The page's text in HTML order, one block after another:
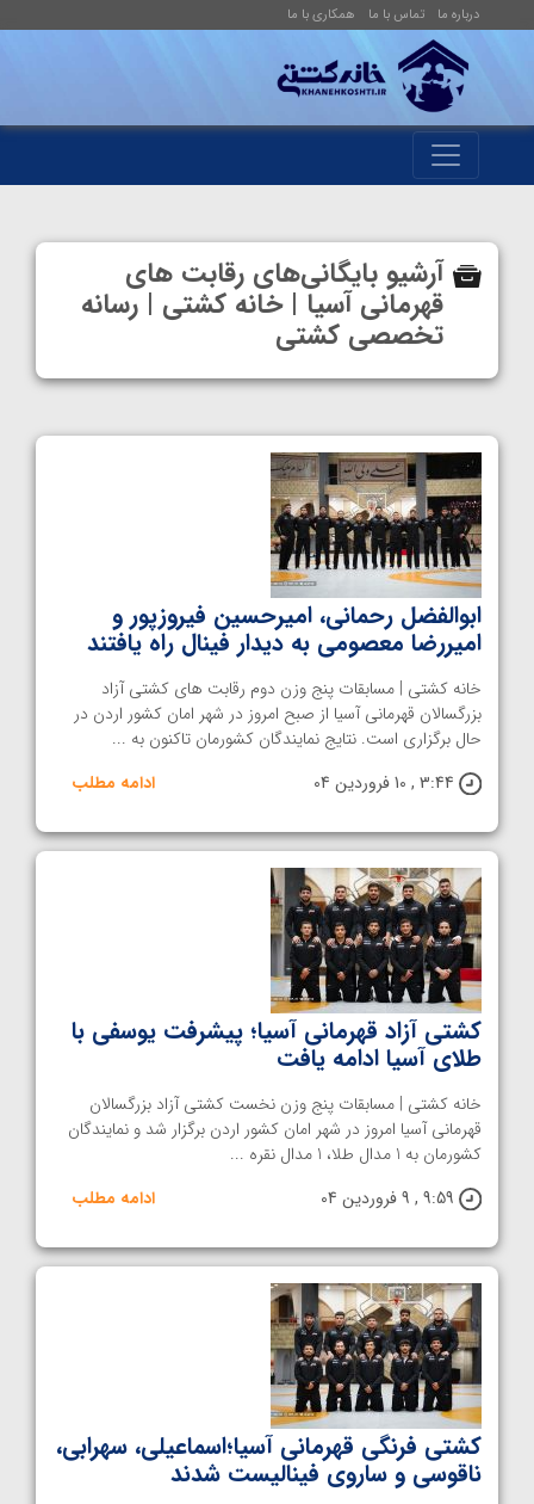
درباره ما تماس با ما همکاری با ما
آرشیو بایگانی‌های رقابت های
قهرمانی آسیا | خانه کشتی | رسانه
تخصصی کشتی
ابوالفضل رحمانی، امیرحسین فیروزپور و
امیررضا معصومی به دیدار فینال راه یافتند
خانه کشتی | مسابقات پنج وزن دوم رقابت های کشتی آزاد
بزرگسالان قهرمانی آسیا از صبح امروز در شهر امان کشور اردن در
حال برگزاری است. نتایج نمایندگان کشورمان تاکنون به ...
3:44 , 10 فروردین 04
ادامه مطلب
کشتی آزاد قهرمانی آسیا؛ پیشرفت یوسفی با
طلای آسیا ادامه یافت
خانه کشتی | مسابقات پنج وزن نخست کشتی آزاد بزرگسالان
قهرمانی آسیا امروز در شهر امان کشور اردن برگزار شد و نمایندگان
کشورمان به 1 مدال طلا، 1 مدال نقره ...
9:59 , 9 فروردین 04
ادامه مطلب
کشتی فرنگی قهرمانی آسیا؛اسماعیلی، سهرابی،
ناقوسی و ساروی فینالیست شدند